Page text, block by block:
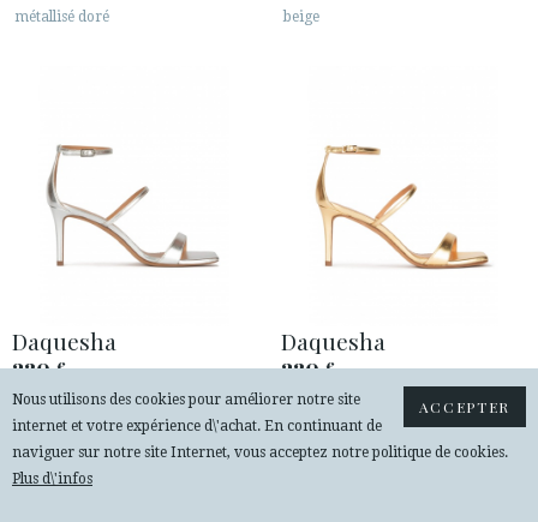
métallisé doré
beige
Daquesha
230€
Sandales à talons moyens en cuir
métallisé argenté
Daquesha
230€
Sandales à talons moyens en cuir
métallisé doré
ACCEPTER
Nous utilisons des cookies pour améliorer notre site
internet et votre expérience d\'achat. En continuant de
naviguer sur notre site Internet, vous acceptez notre politique de cookies.
Plus d\'infos